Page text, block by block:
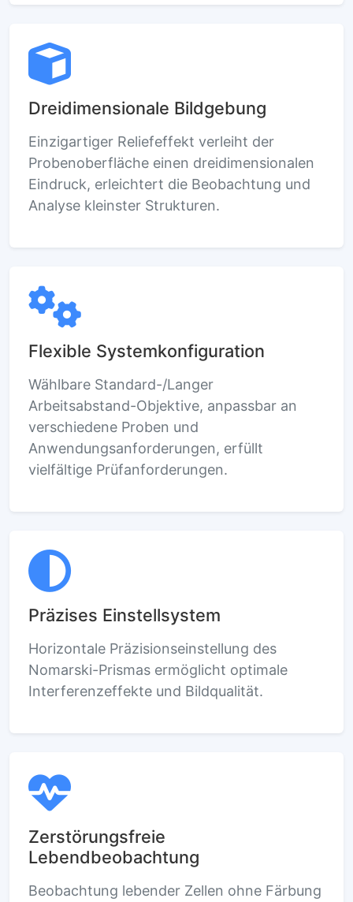
Dreidimensionale Bildgebung
Einzigartiger Reliefeffekt verleiht der
Probenoberfläche einen dreidimensionalen
Eindruck, erleichtert die Beobachtung und
Analyse kleinster Strukturen.
Flexible Systemkonfiguration
Wählbare Standard-/Langer
Arbeitsabstand-Objektive, anpassbar an
verschiedene Proben und
Anwendungsanforderungen, erfüllt
vielfältige Prüfanforderungen.
Präzises Einstellsystem
Horizontale Präzisionseinstellung des
Nomarski-Prismas ermöglicht optimale
Interferenzeffekte und Bildqualität.
Zerstörungsfreie
Lebendbeobachtung
Beobachtung lebender Zellen ohne Färbung